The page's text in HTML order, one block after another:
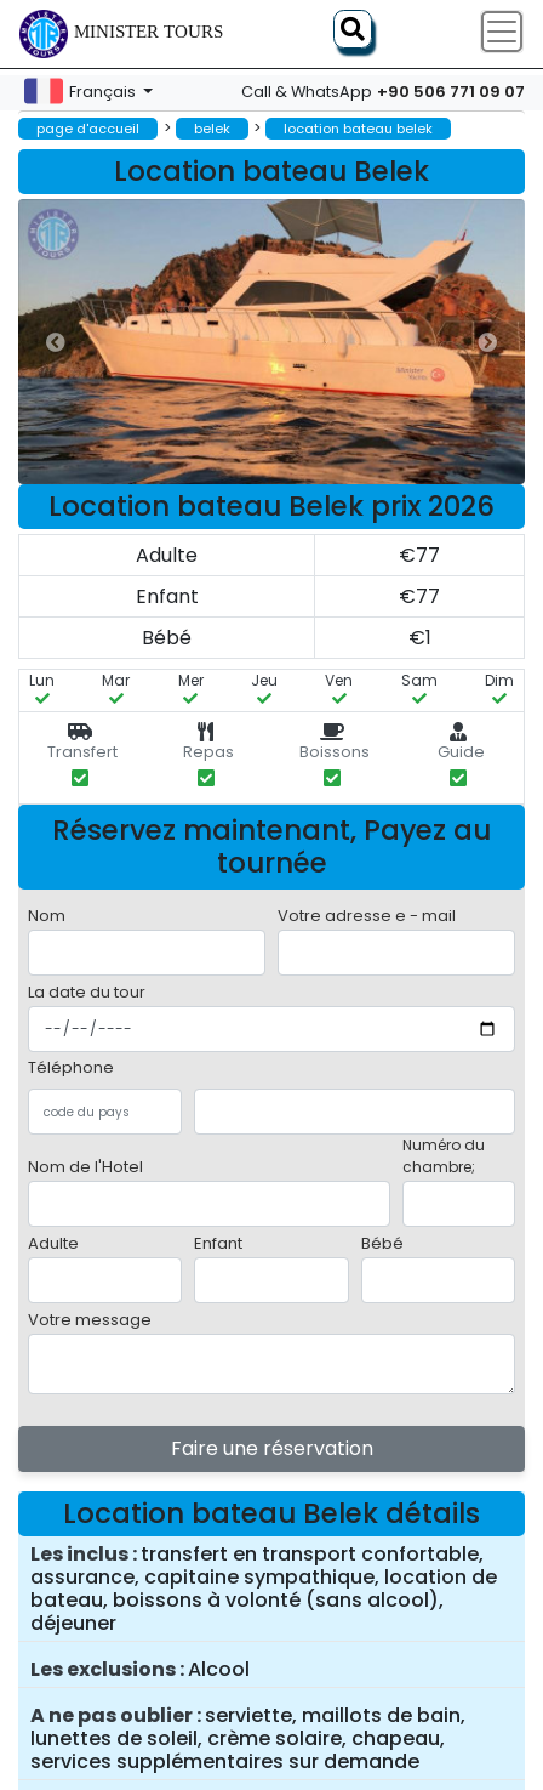
MINISTER TOURS
Français Call & WhatsApp +90 506 771 09 07
page d'accueil > belek > location bateau belek
Location bateau Belek
Location bateau Belek prix 2026
Adulte
€77
Enfant
€77
Bébé
€1
Lun Mar Mer Jeu Ven Sam Dim
Transfert Repas Boissons Guide
Réservez maintenant, Payez au
tournée
Nom Votre adresse e - mail
La date du tour
Téléphone
Nom de l'Hotel
Numéro du
chambre;
Adulte Enfant Bébé
Votre message
Faire une réservation
Location bateau Belek détails
Les inclus transfert en transport confortable,
assurance, capitaine sympathique, location de
bateau, boissons à volonté (sans alcool),
déjeuner
Les exclusions Alcool
A ne pas oublier serviette, maillots de bain,
lunettes de soleil, crème solaire, chapeau,
services supplémentaires sur demande